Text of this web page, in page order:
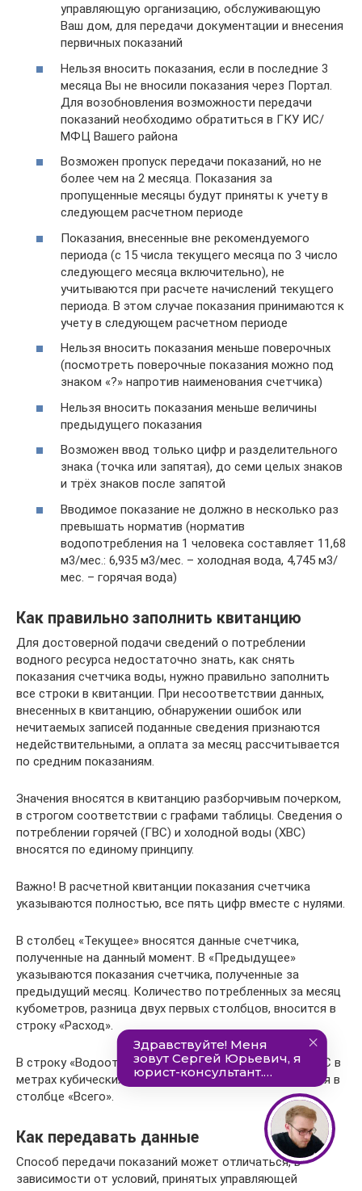
управляющую организацию, обслуживающую
Ваш дом, для передачи документации и внесения
первичных показаний
Нельзя вносить показания, если в последние 3
месяца Вы не вносили показания через Портал.
Для возобновления возможности передачи
показаний необходимо обратиться в ГКУ ИС/
МФЦ Вашего района
Возможен пропуск передачи показаний, но не
более чем на 2 месяца. Показания за
пропущенные месяцы будут приняты к учету в
следующем расчетном периоде
Показания, внесенные вне рекомендуемого
периода (с 15 числа текущего месяца по 3 число
следующего месяца включительно), не
учитываются при расчете начислений текущего
периода. В этом случае показания принимаются к
учету в следующем расчетном периоде
Нельзя вносить показания меньше поверочных
(посмотреть поверочные показания можно под
знаком «?» напротив наименования счетчика)
Нельзя вносить показания меньше величины
предыдущего показания
Возможен ввод только цифр и разделительного
знака (точка или запятая), до семи целых знаков
и трёх знаков после запятой
Вводимое показание не должно в несколько раз
превышать норматив (норматив
водопотребления на 1 человека составляет 11,68
м3/мес.: 6,935 м3/мес. – холодная вода, 4,745 м3/
мес. – горячая вода)
Как правильно заполнить квитанцию
Для достоверной подачи сведений о потреблении
водного ресурса недостаточно знать, как снять
показания счетчика воды, нужно правильно заполнить
все строки в квитанции. При несоответствии данных,
внесенных в квитанцию, обнаружении ошибок или
нечитаемых записей поданные сведения признаются
недействительными, а оплата за месяц рассчитывается
по средним показаниям.
Значения вносятся в квитанцию разборчивым почерком,
в строгом соответствии с графами таблицы. Сведения о
потреблении горячей (ГВС) и холодной воды (ХВС)
вносятся по единому принципу.
Важно! В расчетной квитанции показания счетчика
указываются полностью, все пять цифр вместе с нулями.
В столбец «Текущее» вносятся данные счетчика,
полученные на данный момент. В «Предыдущее»
указываются показания счетчика, полученные за
предыдущий месяц. Количество потребленных за месяц
кубометров, разница двух первых столбцов, вносится в
строку «Расход».
В строку «Водоотведение» вносятся расход ГВС и ХВС в
метрах кубических, сумма этих показаний указывается в
столбце «Всего».
Как передавать данные
Способ передачи показаний может отличаться, в
зависимости от условий, принятых управляющей